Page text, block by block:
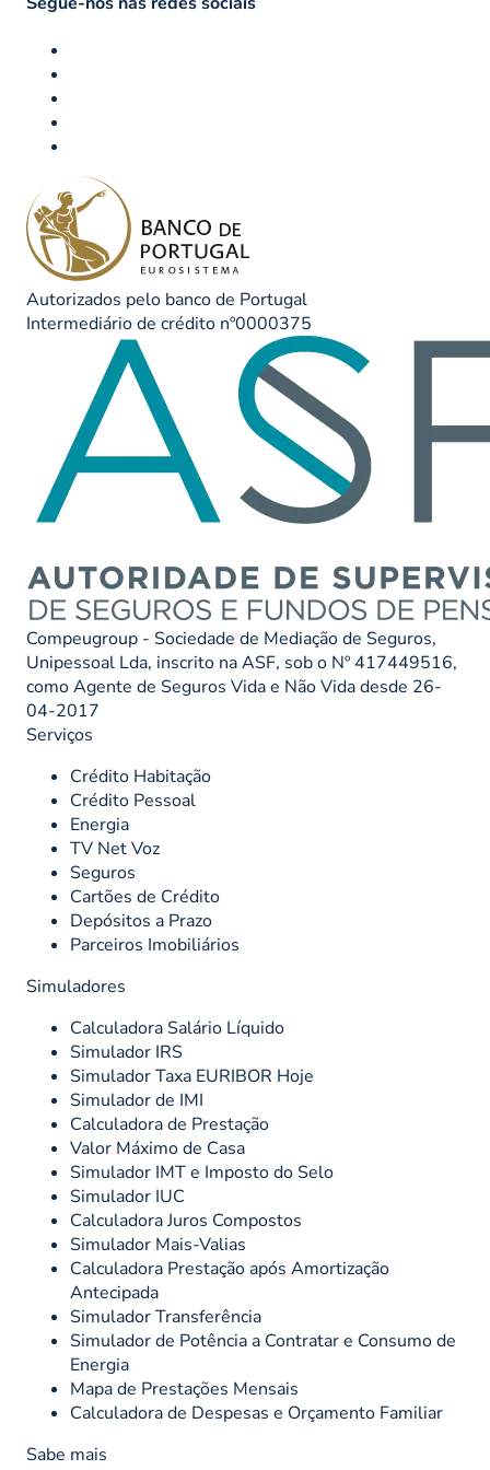
Autorizados pelo banco de Portugal
Intermediário de crédito nº0000375
Compeugroup - Sociedade de Mediação de Seguros,
Unipessoal Lda, inscrito na ASF, sob o Nº 417449516,
como Agente de Seguros Vida e Não Vida desde 26-
04-2017
Serviços
Crédito Habitação
Crédito Pessoal
Energia
TV Net Voz
Seguros
Cartões de Crédito
Depósitos a Prazo
Parceiros Imobiliários
Simuladores
Calculadora Salário Líquido
Simulador IRS
Simulador Taxa EURIBOR Hoje
Simulador de IMI
Calculadora de Prestação
Valor Máximo de Casa
Simulador IMT e Imposto do Selo
Simulador IUC
Calculadora Juros Compostos
Simulador Mais-Valias
Calculadora Prestação após Amortização
Antecipada
Simulador Transferência
Simulador de Potência a Contratar e Consumo de
Energia
Mapa de Prestações Mensais
Calculadora de Despesas e Orçamento Familiar
Sabe mais